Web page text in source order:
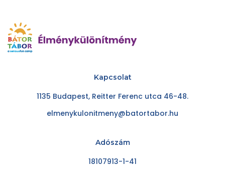
Kapcsolat
1135 Budapest, Reitter Ferenc utca 46-48.
elmenykulonitmeny@batortabor.hu
Adószám
18107913-1-41